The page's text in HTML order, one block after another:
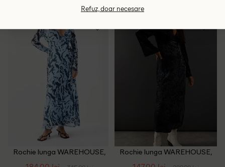
Rochie lunga WAREHOUSE,
Rochie lunga WAREHOUSE,
Refuz, doar necesare